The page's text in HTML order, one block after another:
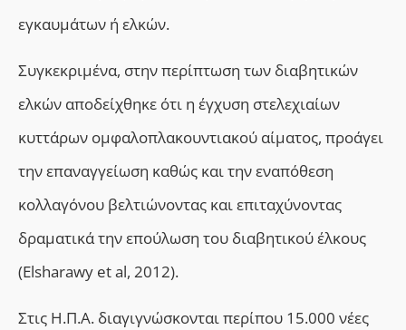
εγκαυμάτων ή ελκών.
Συγκεκριμένα, στην περίπτωση των διαβητικών
ελκών αποδείχθηκε ότι η έγχυση στελεχιαίων
κυττάρων ομφαλοπλακουντιακού αίματος, προάγει
την επαναγγείωση καθώς και την εναπόθεση
κολλαγόνου βελτιώνοντας και επιταχύνοντας
δραματικά την επούλωση του διαβητικού έλκους
(Elsharawy et al, 2012).
Στις Η.Π.Α. διαγιγνώσκονται περίπου 15.000 νέες